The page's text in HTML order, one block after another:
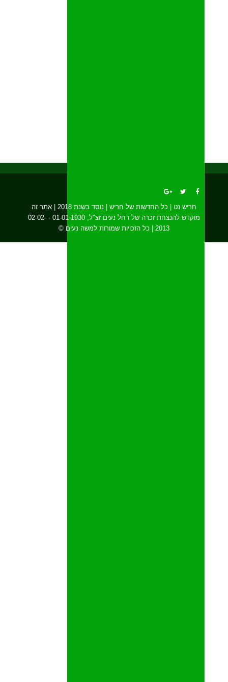
חריש נט | כל החדשות של חריש | נוסד בשנת 2018 | אתר זה
מוקדש להנצחת זכרה של רחל נעים זצ"ל, 01-01-1930 - 02-02-